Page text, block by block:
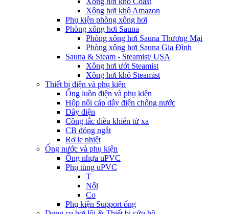
Xông hơi khô Amazon
Phụ kiện phòng xông hơi
Phòng xông hơi Sauna
Phòng xông hơi Sauna Thương Mại
Phòng xông hơi Sauna Gia Đình
Sauna & Steam - Steamist/ USA
Xông hơi ướt Steamist
Xông hơi khô Steamist
Thiết bị điện và phụ kiện
Ống luồn điện và phụ kiện
Hộp nối cáp dây điện chống nước
Dây điện
Công tắc điều khiển từ xa
CB đóng ngắt
Rơ le nhiệt
Ống nước và phụ kiện
Ống nhựa uPVC
Phụ tùng uPVC
T
Nối
Co
Phụ kiện Support ống